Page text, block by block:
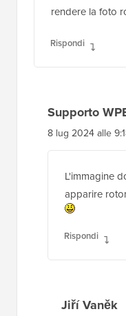
rendere la foto
Rispondi
Supporto
8 lug 2024 alle
L'immagine
apparire
Rispondi
Jiří Vaněk